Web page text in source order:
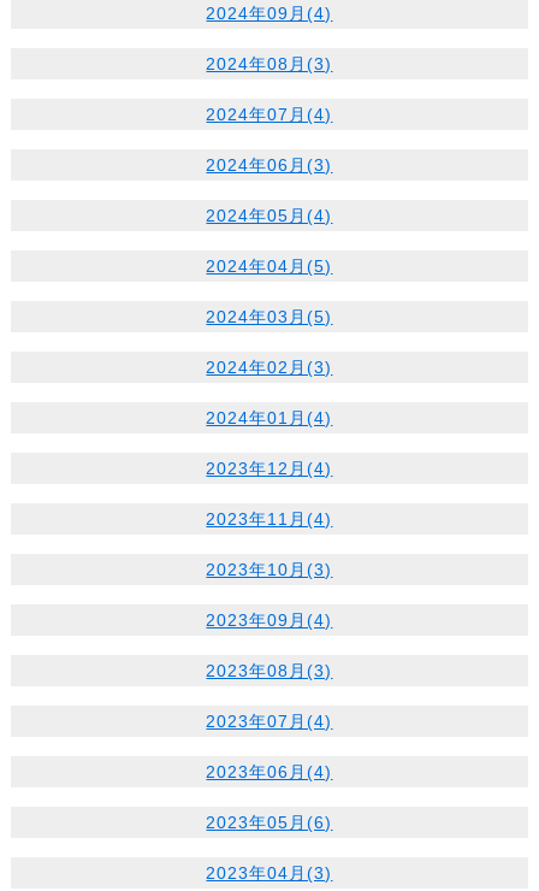
2024年09月(4)
2024年08月(3)
2024年07月(4)
2024年06月(3)
2024年05月(4)
2024年04月(5)
2024年03月(5)
2024年02月(3)
2024年01月(4)
2023年12月(4)
2023年11月(4)
2023年10月(3)
2023年09月(4)
2023年08月(3)
2023年07月(4)
2023年06月(4)
2023年05月(6)
2023年04月(3)